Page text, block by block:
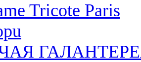
Tricote Paris